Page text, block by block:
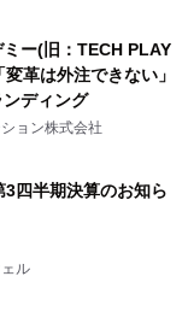
ー(旧：TECH PLAY
革は外注できない」
ディング
ョン株式会社
四半期決算のお知ら
ル